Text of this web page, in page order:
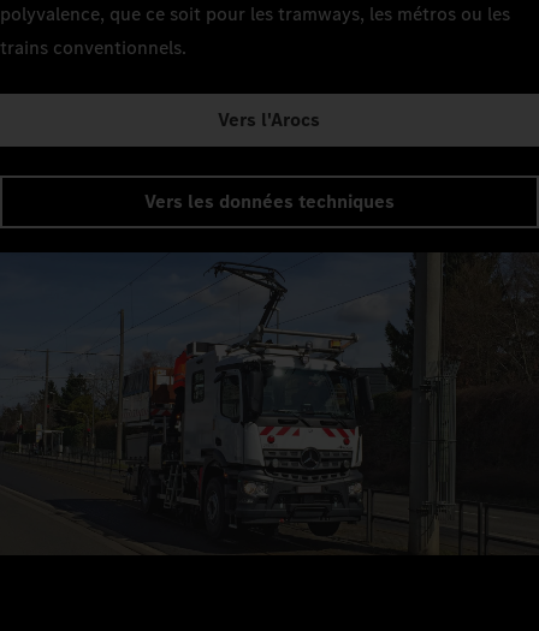
polyvalence, que ce soit pour les tramways, les métros ou les
trains conventionnels.
Vers l'Arocs
Vers les données techniques